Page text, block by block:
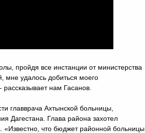
пройдя все инстанции от министерства
мне удалось добиться моего
нам Гасанов.
главврача Ахтынской больницы,
Дагестана. Глава района захотел
«Известно, что бюджет районной больницы